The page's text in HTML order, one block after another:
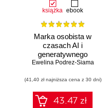
książka ebook
Marka osobista w
czasach AI i
generatywnego
wyszukiwania
Ewelina Podrez-Siama
(41,40 zł najniższa cena z 30 dni)
43.47 zł